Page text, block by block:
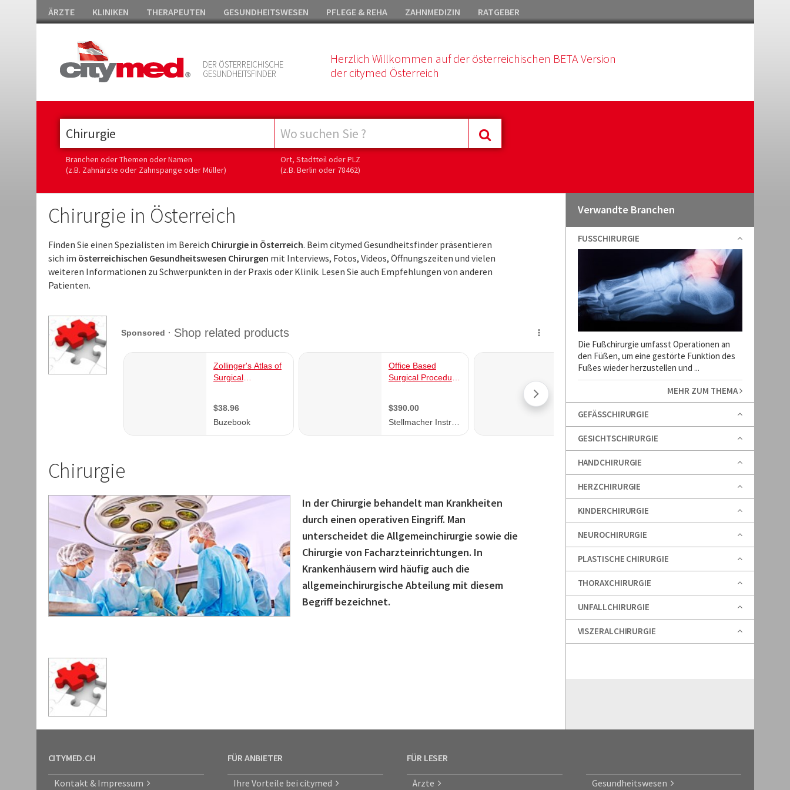
ÄRZTE KLINIKEN THERAPEUTEN GESUNDHEITSWESEN PFLEGE & REHA ZAHNMEDIZIN RATGEBER
DER ÖSTERREICHISCHE
GESUNDHEITSFINDER
Herzlich Willkommen auf der österreichischen BETA Version
der citymed Österreich
Branchen oder Themen oder Namen
(z.B. Zahnärzte oder Zahnspange oder Müller)
Ort, Stadtteil oder PLZ
(z.B. Berlin oder 78462)
Chirurgie in Österreich
Finden Sie einen Spezialisten im Bereich Chirurgie in Österreich. Beim citymed Gesundheitsfinder präsentieren
sich im österreichischen Gesundheitswesen Chirurgen mit Interviews, Fotos, Videos, Öffnungszeiten und vielen
weiteren Informationen zu Schwerpunkten in der Praxis oder Klinik. Lesen Sie auch Empfehlungen von anderen
Patienten.
Chirurgie
In der Chirurgie behandelt man Krankheiten
durch einen operativen Eingriff. Man
unterscheidet die Allgemeinchirurgie sowie die
Chirurgie von Facharzteinrichtungen. In
Krankenhäusern wird häufig auch die
allgemeinchirurgische Abteilung mit diesem
Begriff bezeichnet.
Verwandte Branchen
FUSSCHIRURGIE
Die Fußchirurgie umfasst Operationen an
den Füßen, um eine gestörte Funktion des
Fußes wieder herzustellen und ...
MEHR ZUM THEMA
GEFÄSSCHIRURGIE
GESICHTSCHIRURGIE
HANDCHIRURGIE
HERZCHIRURGIE
KINDERCHIRURGIE
NEUROCHIRURGIE
PLASTISCHE CHIRURGIE
THORAXCHIRURGIE
UNFALLCHIRURGIE
VISZERALCHIRURGIE
CITYMED.CH
Kontakt & Impressum
FÜR ANBIETER
Ihre Vorteile bei citymed
FÜR LESER
Ärzte Gesundheitswesen